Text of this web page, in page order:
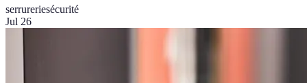
serrureriesécurité
Jul 26